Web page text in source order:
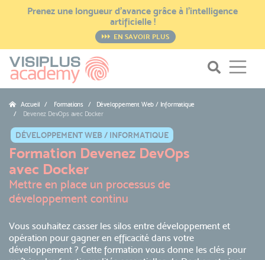
Prenez une longueur d’avance grâce à l’intelligence
artificielle !
EN SAVOIR PLUS
Accueil
Formations / Développement Web / Informatique
Devenez DevOps avec Docker
DÉVELOPPEMENT WEB / INFORMATIQUE
Formation Devenez DevOps
avec Docker
Mettre en place un processus de
développement continu
Vous souhaitez casser les silos entre développement et
opération pour gagner en efficacité dans votre
développement ? Cette formation vous donne les clés pour